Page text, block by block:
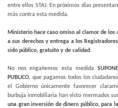
entre ellos STAJ. En próximos días
más contra esta medida.
Ministerio hace caso omiso al clamor de
a sus derechos y entrega a los
sido público, gratuito y de calidad.
No nos engañemos esta medida
PUBLICO, que pagamos todos los
el Gobierno únicamente favorecer
burbuja inmobiliaria han visto mermados
una gran inversión de dinero público, para